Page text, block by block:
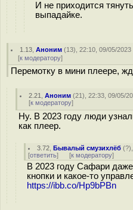
И не приходится
выпадайке.
1.13 ,Аноним (13), 22:10, 09/05/2023
[к модератору]
Перемотку в мини плеере,
2.21 ,Аноним (21), 22:33, 09/05/
[к модератору]
Ну. В 2023 году люди
как плеер.
3.72 ,Бывалый смузихлёб (?
[ответить] [к модератору]
В 2023 году Сафари
кнопки и какое-то
https://ibb.co/Hp9bPBn